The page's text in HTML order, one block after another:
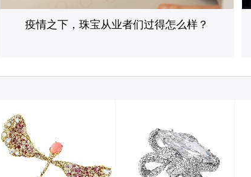
疫情之下，珠宝从业者们过得怎么样？